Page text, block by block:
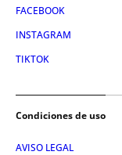
FACEBOOK
INSTAGRAM
TIKTOK
Condiciones de uso
AVISO LEGAL